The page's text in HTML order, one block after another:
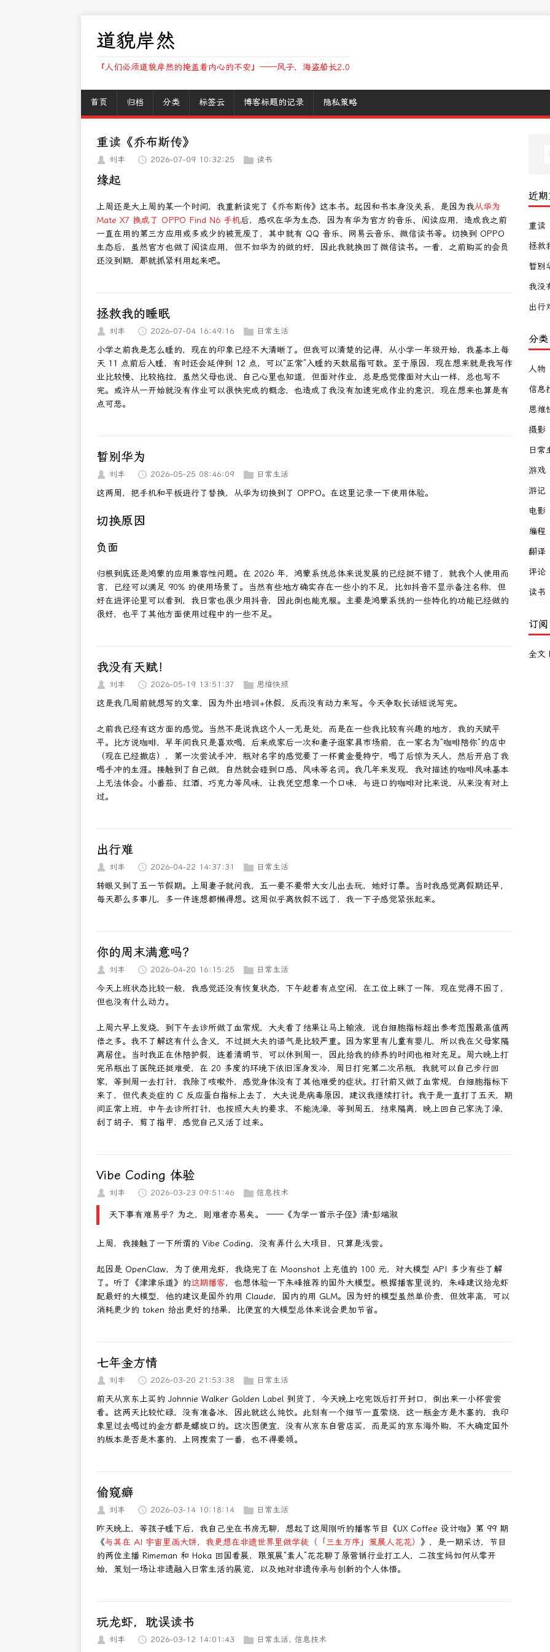
道貌岸然
『人们必须道貌岸然的掩盖着内心的不安』——风子，海盗船长2.0
首页 归档 分类 标签云 博客标题的记录 隐私策略
重读《乔布斯传》
刘丰 2026-07-09 10:32:25 读书
缘起
上周还是大上周的某一个时间，我重新读完了《乔布斯传》这本书。起因和书本身没关系，是因为我从华为
Mate X7 换成了 OPPO Find N6 手机后，感叹在华为生态，因为有华为官方的音乐、阅读应用，造成我之前
一直在用的第三方应用或多或少的被荒废了，其中就有 QQ 音乐、网易云音乐、微信读书等。切换到 OPPO
生态后，虽然官方也做了阅读应用，但不如华为的做的好，因此我就换回了微信读书。一看，之前购买的会员
还没到期，那就抓紧利用起来吧。
拯救我的睡眠
刘丰 2026-07-04 16:49:16 日常生活
小学之前我是怎么睡的，现在的印象已经不大清晰了。但我可以清楚的记得，从小学一年级开始，我基本上每
天 11 点前后入睡，有时还会延伸到 12 点，可以“正常”入睡的天数屈指可数。至于原因，现在想来就是我写作
业比较慢、比较拖拉，虽然父母也说、自己心里也知道，但面对作业，总是感觉像面对大山一样，总也写不
完。或许从一开始就没有作业可以很快完成的概念，也造成了我没有加速完成作业的意识，现在想来也算是有
点可悲。
暂别华为
刘丰 2026-05-25 08:46:09 日常生活
这两周，把手机和平板进行了替换，从华为切换到了 OPPO。在这里记录一下使用体验。
切换原因
负面
归根到底还是鸿蒙的应用兼容性问题。在 2026 年，鸿蒙系统总体来说发展的已经挺不错了，就我个人使用而
言，已经可以满足 90% 的使用场景了。当然有些地方确实存在一些小的不足，比如抖音不显示备注名称，但
好在进评论里可以看到，我日常也很少用抖音，因此倒也能克服。主要是鸿蒙系统的一些特化的功能已经做的
很好，也平了其他方面使用过程中的一些不足。
我没有天赋！
刘丰 2026-05-19 13:51:37 思维快照
这是我几周前就想写的文章，因为外出培训+休假，反而没有动力来写。今天争取长话短说写完。
之前我已经有这方面的感觉。当然不是说我这个人一无是处，而是在一些我比较有兴趣的地方，我的天赋平
平。比方说咖啡，早年间我只是喜欢喝，后来成家后一次和妻子逛家具市场前，在一家名为“咖啡陪你”的店中
（现在已经撤店），第一次尝试手冲，瓶对名字的感觉要了一杯黄金曼特宁，喝了后惊为天人，然后开启了我
喝手冲的生涯。接触到了自己做，自然就会碰到口感、风味等名词。我几年来发现，我对描述的咖啡风味基本
上无法体会。小番茄、红酒、巧克力等风味，让我凭空想象一个口味，与进口的咖啡对比来说，从来没有对上
过。
出行难
刘丰 2026-04-22 14:37:31 日常生活
转眼又到了五一节假期。上周妻子就问我，五一要不要带大女儿出去玩，她好订票。当时我感觉离假期还早，
每天那么多事儿，多一件连想都懒得想。这周似乎离放假不远了，我一下子感觉紧张起来。
你的周末满意吗？
刘丰 2026-04-20 16:15:25 日常生活
今天上班状态比较一般，我感觉还没有恢复状态，下午趁着有点空闲，在工位上眯了一阵，现在觉得不困了，
但也没有什么动力。
上周六早上发烧，到下午去诊所做了血常规，大夫看了结果让马上输液，说白细胞指标超出参考范围最高值两
倍之多。我不了解这有什么含义，不过挺大夫的语气是比较严重。因为家里有儿童有婴儿，所以我在父母家隔
离居住。当时我正在休陪护假，连着清明节，可以休到周一，因此给我的修养的时间也相对充足。周六晚上打
完吊瓶出了医院还挺难受，在 20 多度的环境下依旧浑身发冷，周日打完第二次吊瓶，我就可以自己步行回
家，等到周一去打针，我除了咳嗽外，感觉身体没有了其他难受的症状。打针前又做了血常规，白细胞指标下
来了，但代表炎症的 C 反应蛋白指标上去了，大夫说是病毒原因，建议我继续打针。我于是一直打了五天，期
间正常上班，中午去诊所打针，也按照大夫的要求，不能洗澡，等到周五，结束隔离，晚上回自己家洗了澡，
刮了胡子，剪了指甲，感觉自己又活了过来。
Vibe Coding 体验
刘丰 2026-03-23 09:51:46 信息技术
天下事有难易乎？为之，则难者亦易矣。 ——《为学一首示子侄》清·彭端淑
上周，我接触了一下所谓的 Vibe Coding，没有弄什么大项目，只算是浅尝。
起因是 OpenClaw，为了使用龙虾，我烧完了在 Moonshot 上充值的 100 元，对大模型 API 多少有些了解
了。听了《津津乐道》的这期播客，也想体验一下朱峰推荐的国外大模型。根据播客里说的，朱峰建议给龙虾
配最好的大模型，他的建议是国外的用 Claude，国内的用 GLM。因为好的模型虽然单价贵，但效率高，可以
消耗更少的 token 给出更好的结果，比便宜的大模型总体来说会更加节省。
七年金方情
刘丰 2026-03-20 21:53:38 日常生活
前天从京东上买的 Johnnie Walker Golden Label 到货了，今天晚上吃完饭后打开封口，倒出来一小杯尝尝
看。这两天比较忙碌，没有准备冰，因此就这么纯饮。此刻有一个细节一直萦绕，这一瓶金方是木塞的，我印
象里过去喝过的金方都是螺旋口的。这次图便宜，没有从京东自营店买，而是买的京东海外购，不大确定国外
的版本是否是木塞的，上网搜索了一番，也不得要领。
偷窥癖
刘丰 2026-03-14 10:18:14 日常生活
昨天晚上，等孩子睡下后，我自己坐在书房无聊，想起了这周刚听的播客节目《UX Coffee 设计咖》第 99 期
《与其在 AI 宇宙里画大饼，我更想在非遗世界里做学徒（「三生万序」策展人花花） 》，是一期采访，节目
的两位主播 Rimeman 和 Hoka 回国看展，跟策展“素人”花花聊了原营销行业打工人，二孩宝妈如何从零开
始，策划一场让非遗融入日常生活的展览，以及她对非遗传承与创新的个人体悟。
玩龙虾，耽误读书
刘丰 2026-03-12 14:01:43 日常生活, 信息技术
近
重读
拯救
暂别
我没
出行
分类
人物
信息
思维
摄影
日常
游戏
游记
电影
编程
翻译
评论
读书
订阅
全文